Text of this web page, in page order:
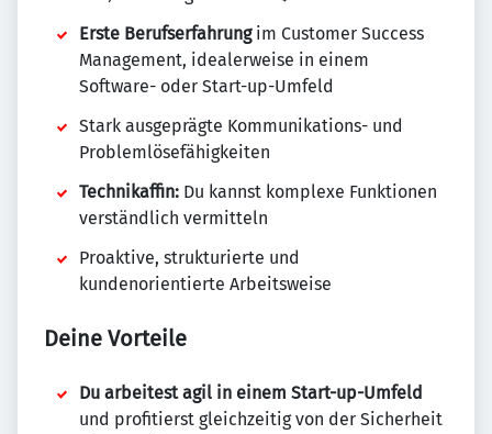
Erste Berufserfahrungim Customer Success
Management, idealerweise in einem
Software- oder Start-up-Umfeld
Stark ausgeprägte Kommunikations- und
Problemlösefähigkeiten
Technikaffin: Du kannst komplexe Funktionen
verständlich vermitteln
Proaktive, strukturierte und
kundenorientierte Arbeitsweise
Deine Vorteile
Du arbeitest agil in einem Start-up-Umfeld
und profitierst gleichzeitig von der Sicherheit